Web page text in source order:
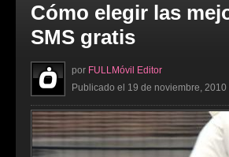
Cómo elegir las
SMS gratis
por FULLMóvil Editor
Publicado el 19 de noviembre, 2010